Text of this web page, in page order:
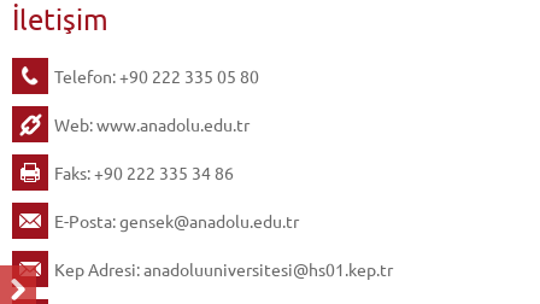
İletişim
Telefon: +90 222 335 05 80
Web:www.anadolu.edu.tr
Faks: +90 222 335 34 86
E-Posta:gensek@anadolu.edu.tr
Kep Adresi:anadoluuniversitesi@hs01.kep.tr